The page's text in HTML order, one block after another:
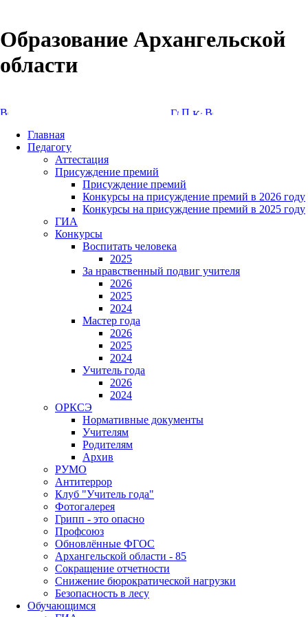
Образование Архангельской
области
Главная
Педагогу
Аттестация
Присуждение премий
Присуждение премий
Конкурсы на присуждение премий в 2026 году
Конкурсы на присуждение премий в 2025 году
ГИА
Конкурсы
Воспитать человека
2025
За нравственный подвиг учителя
2026
2025
2024
Мастер года
2026
2025
2024
Учитель года
2026
2024
ОРКСЭ
Нормативные документы
Учителям
Родителям
Архив
РУМО
Антитеррор
Клуб "Учитель года"
Фотогалерея
Грипп - это опасно
Профсоюз
Обновлённые ФГОС
Архангельской области - 85
Сокращение отчетности
Снижение бюрократической нагрузки
Безопасность в лесу
Обучающимся